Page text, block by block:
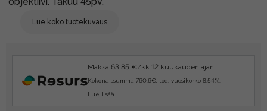
Lue koko tuotekuvaus
Maksa 63.85 €/kk 12 kuukauden ajan.
Kokonaissumma 760.6€, tod. vuosikorko 8.54%.
Lue lisää